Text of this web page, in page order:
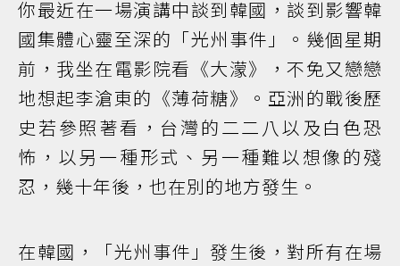
你最近在一場演講中談到韓國，談到影響韓
國集體心靈至深的「光州事件」。幾個星期
前，我坐在電影院看《大濛》，不免又戀戀
地想起李滄東的《薄荷糖》。亞洲的戰後歷
史若參照著看，台灣的二二八以及白色恐
怖，以另一種形式、另一種難以想像的殘
忍，幾十年後，也在別的地方發生。
在韓國，「光州事件」發生後，對所有在場